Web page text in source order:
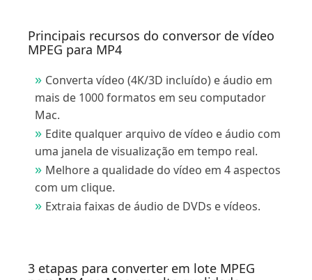
Principais recursos do conversor de vídeo
MPEG para MP4
Converta vídeo (4K/3D incluído) e áudio em
mais de 1000 formatos em seu computador
Mac.
Edite qualquer arquivo de vídeo e áudio com
uma janela de visualização em tempo real.
Melhore a qualidade do vídeo em 4 aspectos
com um clique.
Extraia faixas de áudio de DVDs e vídeos.
3 etapas para converter em lote MPEG